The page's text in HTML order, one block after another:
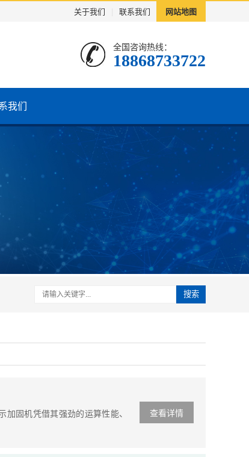
关于我们 联系我们 网站地图
全国咨询热线：
18868733722
我们
搜索
查看详情
固机凭借其强劲的运算性能、